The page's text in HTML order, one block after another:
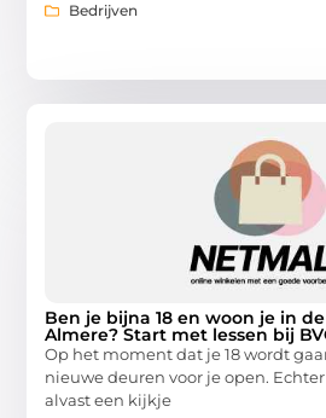
Bedrijven
Ben je bijna 18 en woon je in
Almere? Start met lessen bij
Op het moment dat je 18 wordt
nieuwe deuren voor je open.
alvast een kijkje